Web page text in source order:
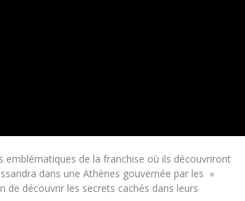
emblématiques de la franchise où ils découvriront
dans une Athènes gouvernée par les »
découvrir les secrets cachés dans leurs